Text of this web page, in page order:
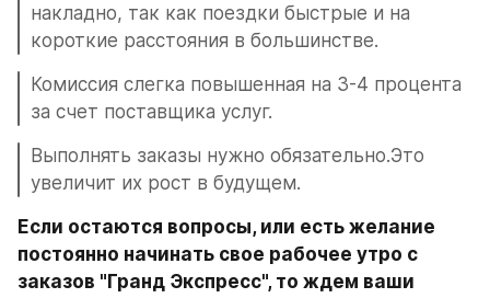
накладно, так как поездки быстрые и на
короткие расстояния в большинстве.
Комиссия слегка повышенная на 3-4 процента
за счет поставщика услуг.
Выполнять заказы нужно обязательно.Это
увеличит их рост в будущем.
Если остаются вопросы, или есть желание
постоянно начинать свое рабочее утро с
заказов "Гранд Экспресс", то ждем ваши